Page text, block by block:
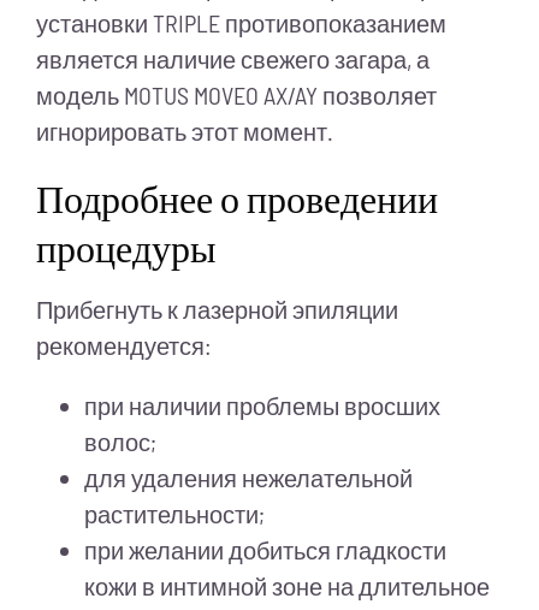
установки TRIPLE противопоказанием
является наличие свежего загара, а
модель MOTUS MOVEO AX/AY позволяет
игнорировать этот момент.
Подробнее о проведении
процедуры
Прибегнуть к лазерной эпиляции
рекомендуется:
при наличии проблемы вросших
волос;
для удаления нежелательной
растительности;
при желании добиться гладкости
кожи в интимной зоне на длительное